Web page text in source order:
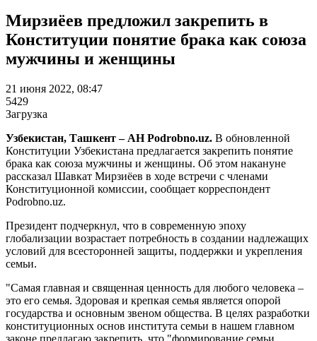
Мирзиёев предложил закрепить в
Конституции понятие брака как союза
мужчины и женщины
21 июня 2022, 08:47
5429
Загрузка
Узбекистан, Ташкент – АН Podrobno.uz. В обновленной
Конституции Узбекистана предлагается закрепить понятие
брака как союза мужчины и женщины. Об этом накануне
рассказал Шавкат Мирзиёев в ходе встречи с членами
Конституционной комиссии, сообщает корреспондент
Podrobno.uz.
Президент подчеркнул, что в современную эпоху
глобализации возрастает потребность в создании надлежащих
условий для всесторонней защиты, поддержки и укрепления
семьи.
"Самая главная и священная ценность для любого человека –
это его семья. Здоровая и крепкая семья является опорой
государства и основным звеном общества. В целях разработки
конституционных основ института семьи в нашем главном
законе предлагаю закрепить, что "формирование семьи